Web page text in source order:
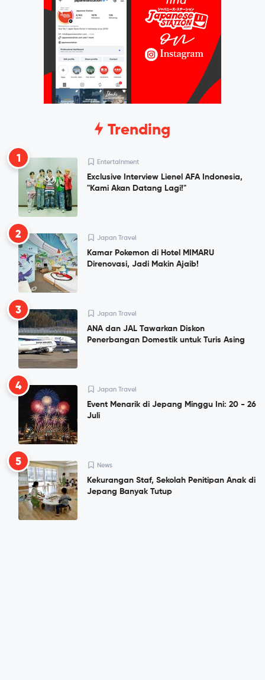
Trending
1 Entertainment
Exclusive Interview Lienel AFA Indonesia,
"Kami Akan Datang Lagi!"
2 Japan Travel
Kamar Pokemon di Hotel MIMARU
Direnovasi, Jadi Makin Ajaib!
3 Japan Travel
ANA dan JAL Tawarkan Diskon
Penerbangan Domestik untuk Turis Asing
4 Japan Travel
Event Menarik di Jepang Minggu Ini: 20 - 26
Juli
5 News
Kekurangan Staf, Sekolah Penitipan Anak di
Jepang Banyak Tutup